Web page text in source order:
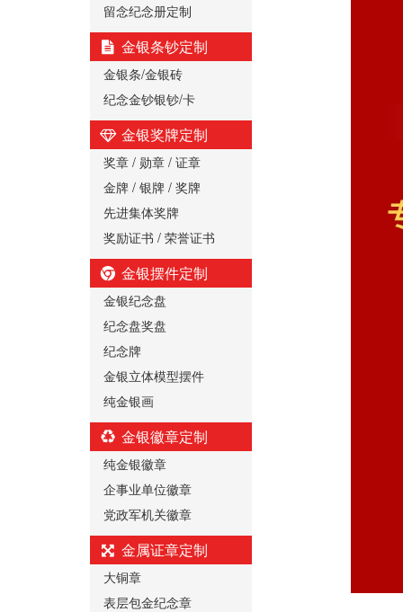
留念纪念册定制
金银条钞定制
金银条/金银砖
纪念金钞银钞/卡
金银奖牌定制
奖章 / 勋章 / 证章
金牌 / 银牌 / 奖牌
先进集体奖牌
奖励证书 / 荣誉证书
金银摆件定制
金银纪念盘
纪念盘奖盘
纪念牌
金银立体模型摆件
纯金银画
金银徽章定制
纯金银徽章
企事业单位徽章
党政军机关徽章
金属证章定制
大铜章
表层包金纪念章